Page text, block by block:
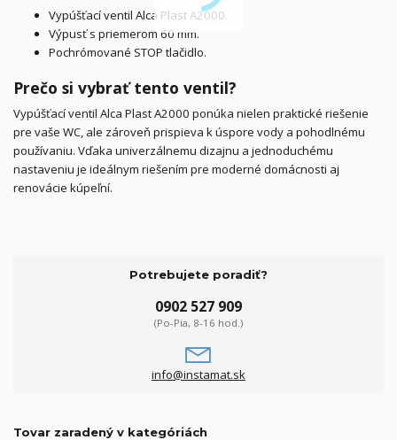
Vypúšťací ventil Alca Plast A2000.
Výpusť s priemerom 60 mm.
Pochrómované STOP tlačidlo.
Prečo si vybrať tento ventil?
Vypúšťací ventil Alca Plast A2000 ponúka nielen praktické riešenie
pre vaše WC, ale zároveň prispieva k úspore vody a pohodlnému
používaniu. Vďaka univerzálnemu dizajnu a jednoduchému
nastaveniu je ideálnym riešením pre moderné domácnosti aj
renovácie kúpeľní.
Potrebujete poradiť?
0902 527 909
(Po-Pia, 8-16 hod.)
info@instamat.sk
Tovar zaradený v kategóriách